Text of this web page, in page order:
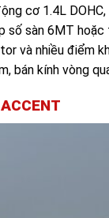
cơ 1.4L
số sàn 6MT
và nhiều điểm
bán kính vòng